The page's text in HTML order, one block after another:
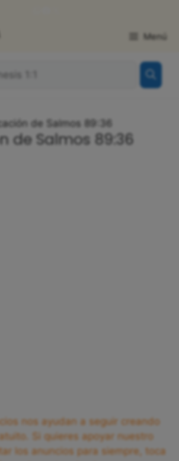
Menú
de Salmos 89:36
de Salmos 89:36
nos ayudan a seguir creando
Si quieres apoyar nuestro
los anuncios para siempre, toca